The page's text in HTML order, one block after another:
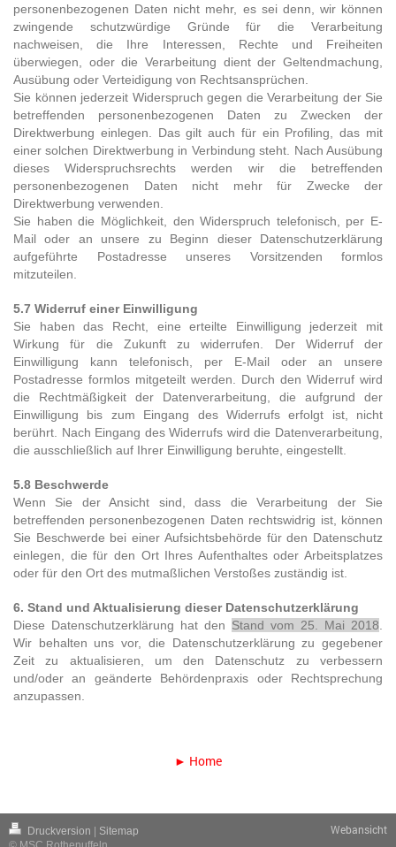
personenbezogenen Daten nicht mehr, es sei denn, wir können
zwingende schutzwürdige Gründe für die Verarbeitung
nachweisen, die Ihre Interessen, Rechte und Freiheiten
überwiegen, oder die Verarbeitung dient der Geltendmachung,
Ausübung oder Verteidigung von Rechtsansprüchen.
Sie können jederzeit Widerspruch gegen die Verarbeitung der Sie
betreffenden personenbezogenen Daten zu Zwecken der
Direktwerbung einlegen. Das gilt auch für ein Profiling, das mit
einer solchen Direktwerbung in Verbindung steht. Nach Ausübung
dieses Widerspruchsrechts werden wir die betreffenden
personenbezogenen Daten nicht mehr für Zwecke der
Direktwerbung verwenden.
Sie haben die Möglichkeit, den Widerspruch telefonisch, per E-
Mail oder an unsere zu Beginn dieser Datenschutzerklärung
aufgeführte Postadresse unseres Vorsitzenden formlos
mitzuteilen.
5.7 Widerruf einer Einwilligung
Sie haben das Recht, eine erteilte Einwilligung jederzeit mit
Wirkung für die Zukunft zu widerrufen. Der Widerruf der
Einwilligung kann telefonisch, per E-Mail oder an unsere
Postadresse formlos mitgeteilt werden. Durch den Widerruf wird
die Rechtmäßigkeit der Datenverarbeitung, die aufgrund der
Einwilligung bis zum Eingang des Widerrufs erfolgt ist, nicht
berührt. Nach Eingang des Widerrufs wird die Datenverarbeitung,
die ausschließlich auf Ihrer Einwilligung beruhte, eingestellt.
5.8 Beschwerde
Wenn Sie der Ansicht sind, dass die Verarbeitung der Sie
betreffenden personenbezogenen Daten rechtswidrig ist, können
Sie Beschwerde bei einer Aufsichtsbehörde für den Datenschutz
einlegen, die für den Ort Ihres Aufenthaltes oder Arbeitsplatzes
oder für den Ort des mutmaßlichen Verstoßes zuständig ist.
6. Stand und Aktualisierung dieser Datenschutzerklärung
Diese Datenschutzerklärung hat den Stand vom 25. Mai 2018
Wir behalten uns vor, die Datenschutzerklärung zu gegebener
Zeit zu aktualisieren, um den Datenschutz zu verbessern
und/oder an geänderte Behördenpraxis oder Rechtsprechung
anzupassen.
► Home
Druckversion | Sitemap
Webansicht